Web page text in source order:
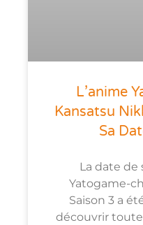
L’anime
Kansatsu
Sa
La date de
Yatogame-
Saison 3 a
découvrir